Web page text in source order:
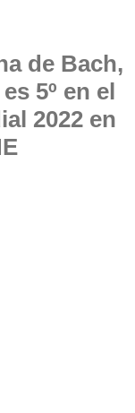
de Bach,
5º en el
2022 en